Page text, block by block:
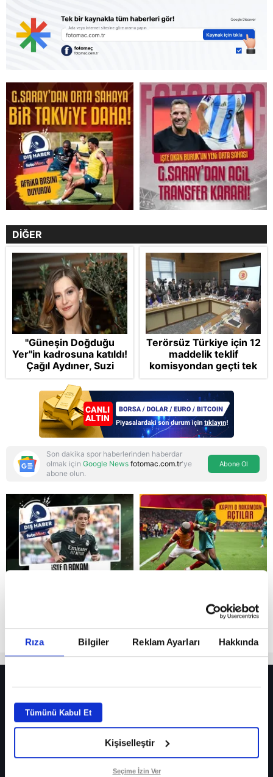
Rıza Bilgiler Reklam Ayarları Hakkında
Tümünü Kabul Et
Kişiselleştir
Seçime İzin Ver
Reddet
DİĞER
"Güneşin Doğduğu
Yer"in kadrosuna katıldı!
Çağıl Aydıner, Suzi
karakteriyle geliyor
Terörsüz Türkiye için 12
maddelik teklif
komisyondan geçti tek
madde değişti!
Soruşturma ve cezalar
hangi şartlarda
ertelenecek?
Son dakika spor haberlerinden haberdar
olmak için Google News fotomac.com.tr'ye
abone olun.
Abone Ol
Fenerbahçe’de sürpriz ayrılık ihtimali! Devre arasında gelmişti
Fenerbahçe’nin yeni transferi Mason Greenwood için olay sözler!
Galatasaray’da rota yeniden Thiago Almada!